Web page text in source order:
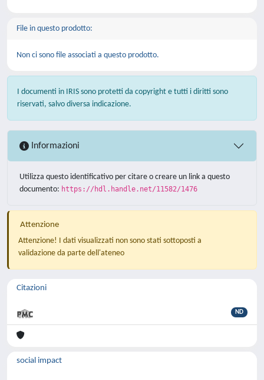
File in questo prodotto:
Non ci sono file associati a questo prodotto.
I documenti in IRIS sono protetti da copyright e tutti i diritti sono
riservati, salvo diversa indicazione.
Informazioni
Utilizza questo identificativo per citare o creare un link a questo
documento: https://hdl.handle.net/11582/1476
Attenzione
Attenzione! I dati visualizzati non sono stati sottoposti a
validazione da parte dell'ateneo
Citazioni
ND
social impact